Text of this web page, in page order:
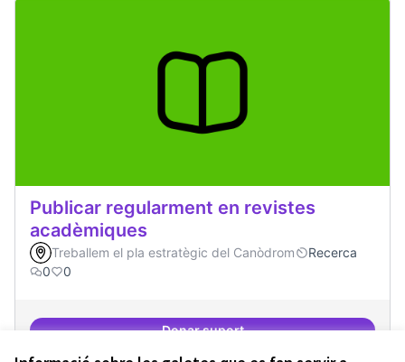
Publicar regularment en revistes
acadèmiques
Treballem el pla estratègic del Canòdrom
Recerca
0
0
Donar suport